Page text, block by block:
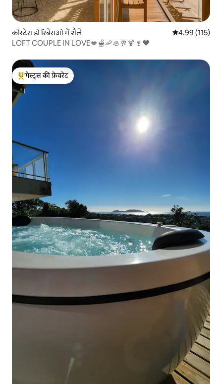
कोस्टेरा डो रिबेराओ में शैले औसत रेटिंग 5 में से
4.99 (115)
LOFT COUPLE IN LOVE💋🫕🦐🦪🥂🍹🍷❤️
गेस्ट्स का टॉप फ़ेवरेट
गेस्ट्स की फ़ेवरेट